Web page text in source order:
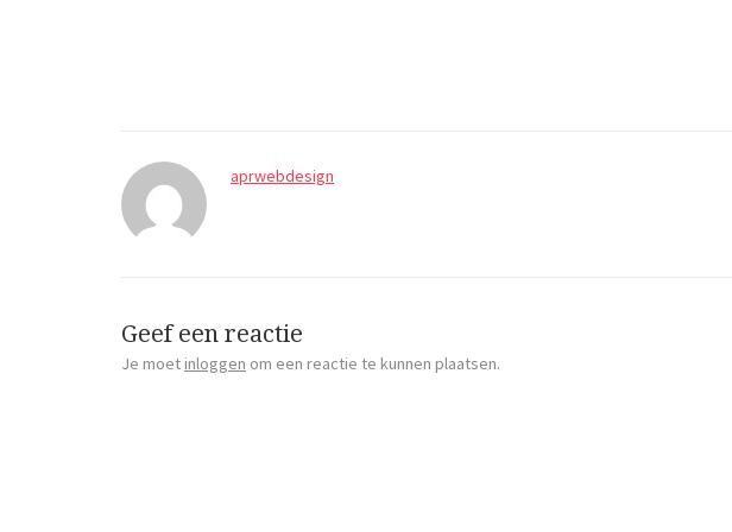
aprwebdesign
Geef een reactie
Je moet inloggen om een reactie te kunnen plaatsen.